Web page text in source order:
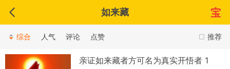
如来藏
推荐
综合 人气 评论 点赞
亲证如来藏者方可名为真实开悟者 1